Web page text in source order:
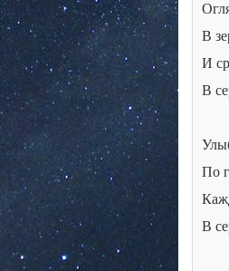
В
И
В
По
В